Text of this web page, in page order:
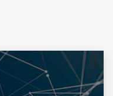
百步穿楊的奧秘。
儲存